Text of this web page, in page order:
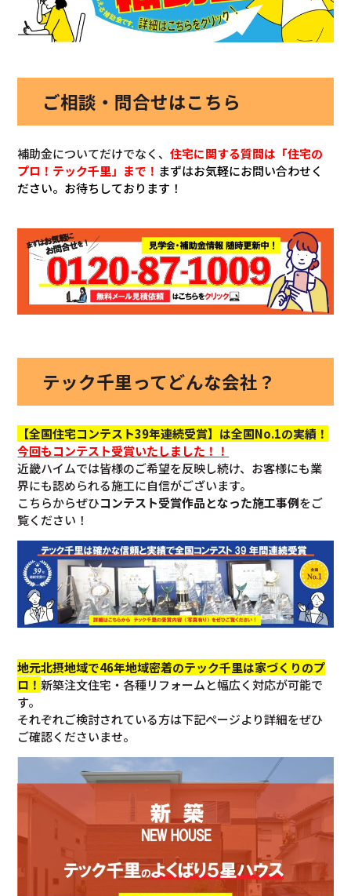
ご相談・問合せはこちら
補助金についてだけでなく、住宅に関する質問は「住宅の
プロ！テック千里」まで！ まずはお気軽にお問い合わせく
ださい。お待ちしております！
テック千里ってどんな会社？
【全国住宅コンテスト39年連続受賞】は全国No.1の実績！
今回もコンテスト受賞いたしました！！
近畿ハイムでは皆様のご希望を反映し続け、お客様にも業
界にも認められる施工に自信がございます。
こちらからぜひコンテスト受賞作品となった施工事例をご
覧ください！
地元北摂地域で46年地域密着のテック千里は家づくりのプ
ロ！新築注文住宅・各種リフォームと幅広く対応が可能で
す。
それぞれご検討されている方は下記ページより詳細をぜひ
ご確認くださいませ。